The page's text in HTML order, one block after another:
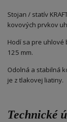
Stojan / statív
kovových prvkov
Hodí sa pre uhlové
125 mm.
Odolná a stabilná
je z tlakovej liatiny.
Technické